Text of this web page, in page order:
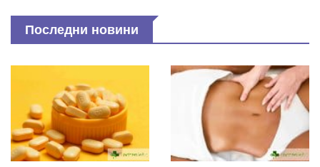
Последни новини